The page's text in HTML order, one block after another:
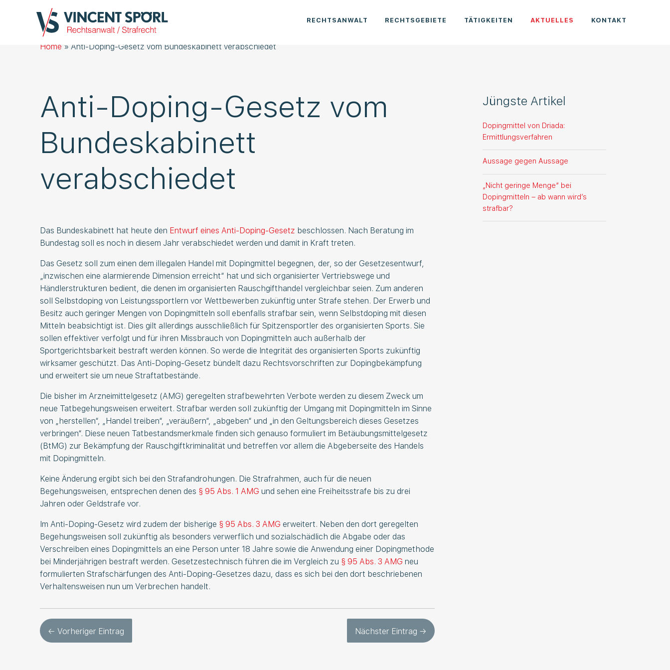
RECHTSANWALT RECHTSGEBIETE TÄTIGKEITEN AKTUELLES KONTAKT
Home»Anti-Doping-Gesetz vom Bundeskabinett verabschiedet
Anti-Doping-Gesetz vom
Bundeskabinett
verabschiedet
Das Bundeskabinett hat heute denEntwurf eines Anti-Doping-Gesetzbeschlossen. Nach Beratung im
Bundestag soll es noch in diesem Jahr verabschiedet werden und damit in Kraft treten.
Das Gesetz soll zum einen dem illegalen Handel mit Dopingmittel begegnen, der, so der Gesetzesentwurf,
„inzwischen eine alarmierende Dimension erreicht“ hat und sich organisierter Vertriebswege und
Händlerstrukturen bedient, die denen im organisierten Rauschgifthandel vergleichbar seien. Zum anderen
soll Selbstdoping von Leistungssportlern vor Wettbewerben zukünftig unter Strafe stehen. Der Erwerb und
Besitz auch geringer Mengen von Dopingmitteln soll ebenfalls strafbar sein, wenn Selbstdoping mit diesen
Mitteln beabsichtigt ist. Dies gilt allerdings ausschließlich für Spitzensportler des organisierten Sports. Sie
sollen effektiver verfolgt und für ihren Missbrauch von Dopingmitteln auch außerhalb der
Sportgerichtsbarkeit bestraft werden können. So werde die Integrität des organisierten Sports zukünftig
wirksamer geschützt. Das Anti-Doping-Gesetz bündelt dazu Rechtsvorschriften zur Dopingbekämpfung
und erweitert sie um neue Straftatbestände.
Die bisher im Arzneimittelgesetz (AMG) geregelten strafbewehrten Verbote werden zu diesem Zweck um
neue Tatbegehungsweisen erweitert. Strafbar werden soll zukünftig der Umgang mit Dopingmitteln im Sinne
von „herstellen“, „Handel treiben“, „veräußern“, „abgeben“ und „in den Geltungsbereich dieses Gesetzes
verbringen“. Diese neuen Tatbestandsmerkmale finden sich genauso formuliert im Betäubungsmittelgesetz
(BtMG) zur Bekämpfung der Rauschgiftkriminalität und betreffen vor allem die Abgeberseite des Handels
mit Dopingmitteln.
Keine Änderung ergibt sich bei den Strafandrohungen. Die Strafrahmen, auch für die neuen
Begehungsweisen, entsprechen denen des § 95 Abs. 1 AMGund sehen eine Freiheitsstrafe bis zu drei
Jahren oder Geldstrafe vor.
Im Anti-Doping-Gesetz wird zudem der bisherige § 95 Abs. 3 AMGerweitert. Neben den dort geregelten
Begehungsweisen soll zukünftig als besonders verwerflich und sozialschädlich die Abgabe oder das
Verschreiben eines Dopingmittels an eine Person unter 18 Jahre sowie die Anwendung einer Dopingmethode
bei Minderjährigen bestraft werden. Gesetzestechnisch führen die im Vergleich zu § 95 Abs. 3 AMGneu
formulierten Strafschärfungen des Anti-Doping-Gesetzes dazu, dass es sich bei den dort beschriebenen
Verhaltensweisen nun um Verbrechen handelt.
← Vorheriger Eintrag Nächster Eintrag →
Jüngste Artikel
Dopingmittel von Driada:
Ermittlungsverfahren
Aussage gegen Aussage
„Nicht geringe Menge“ bei
Dopingmitteln – ab wann wird’s
strafbar?